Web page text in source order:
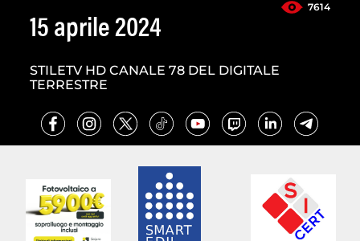
7614
15 aprile 2024
STILETV HD CANALE 78 DEL DIGITALE
TERRESTRE